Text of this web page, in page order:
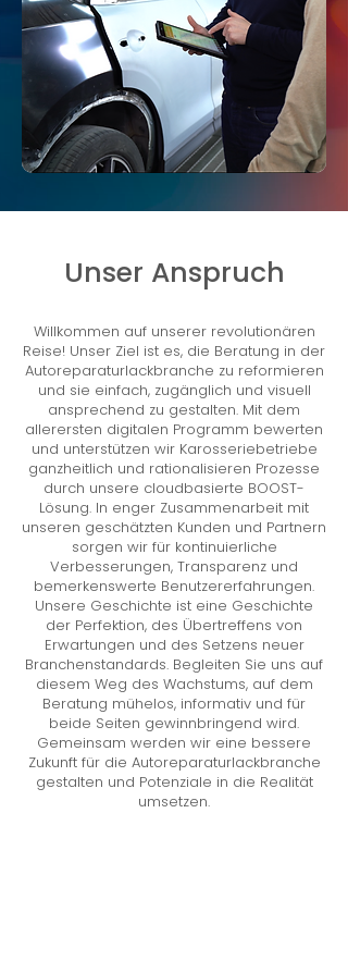
Unser Anspruch
Willkommen auf unserer revolutionären
Reise! Unser Ziel ist es, die Beratung in der
Autoreparaturlackbranche zu reformieren
und sie einfach, zugänglich und visuell
ansprechend zu gestalten. Mit dem
allerersten digitalen Programm bewerten
und unterstützen wir Karosseriebetriebe
ganzheitlich und rationalisieren Prozesse
durch unsere cloudbasierte BOOST-
Lösung. In enger Zusammenarbeit mit
unseren geschätzten Kunden und Partnern
sorgen wir für kontinuierliche
Verbesserungen, Transparenz und
bemerkenswerte Benutzererfahrungen.
Unsere Geschichte ist eine Geschichte
der Perfektion, des Übertreffens von
Erwartungen und des Setzens neuer
Branchenstandards. Begleiten Sie uns auf
diesem Weg des Wachstums, auf dem
Beratung mühelos, informativ und für
beide Seiten gewinnbringend wird.
Gemeinsam werden wir eine bessere
Zukunft für die Autoreparaturlackbranche
gestalten und Potenziale in die Realität
umsetzen.